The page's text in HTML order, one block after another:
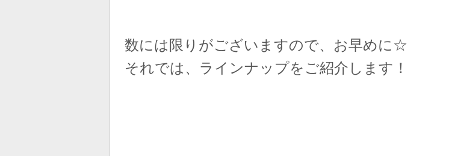
数には限りがございますので、お早めに☆
それでは、ラインナップをご紹介します！